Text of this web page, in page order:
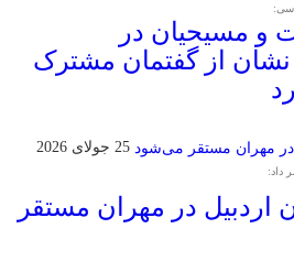
مسیحیان در
نشان از گفتمان مشترک
25 جولای 2026
داد:
اردبیل در مهران مستقر